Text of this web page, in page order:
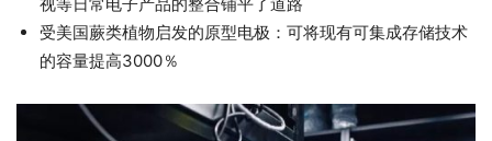
受美国蕨类植物启发的原型电极：可将现有可集成存储技术
的容量提高3000％